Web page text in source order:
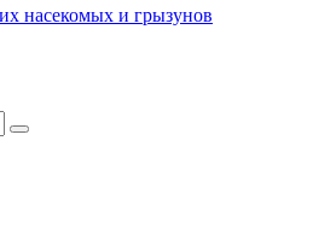
насекомых и грызунов